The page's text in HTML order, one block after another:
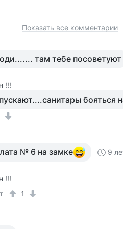
Показать все комментарии
там тебе посоветуют
!!!
№ 6 на замке 9
!!!
1